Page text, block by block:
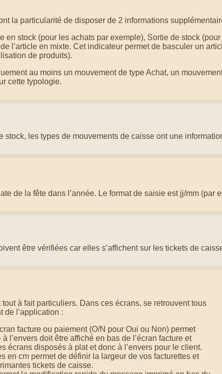
la particularité de disposer de 2 informations
en stock (pour les achats par exemple), Sortie de stock
l’article en mixte. Cet indicateur permet de basculer un
de produits).
au moins un mouvement de type Achat, un
cette typologie.
stock, les types de mouvements de caisse ont une
de la fête dans l’année. Le format de saisie est jj/mm (par
être vérifiées car elles s’affichent sur les tickets de
à fait particuliers. Dans ces écrans, se retrouvent tous
de l’application :
facture ou paiement (O/N pour Oui ou Non) permet
l’envers doit être affiché en bas de l’écran facture et
écrans disposés à plat et donc à l’envers pour le client.
en cm permet de définir la largeur de vos facturettes et
tickets de caisse.